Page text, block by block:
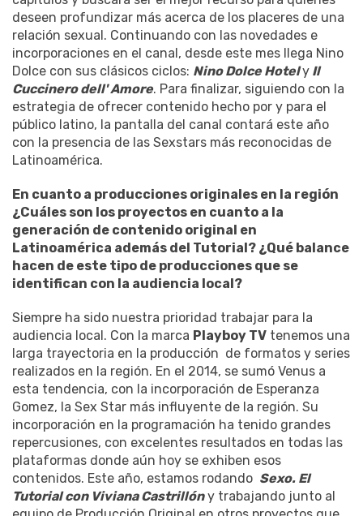
deseen profundizar más acerca de los placeres de una
relación sexual. Continuando con las novedades e
incorporaciones en el canal, desde este mes llega Nino
Dolce con sus clásicos ciclos: Nino Dolce Hotely Il
Cuccinero dell' Amore. Para finalizar, siguiendo con la
estrategia de ofrecer contenido hecho por y para el
público latino, la pantalla del canal contará este año
con la presencia de las Sexstars más reconocidas de
Latinoamérica.
En cuanto a producciones originales en la región
¿Cuáles son los proyectos en cuanto a la
generación de contenido original en
Latinoamérica además del Tutorial? ¿Qué balance
hacen de este tipo de producciones que se
identifican con la audiencia local?
Siempre ha sido nuestra prioridad trabajar para la
audiencia local. Con la marca Playboy TV tenemos una
larga trayectoria en la producción de formatos y series
realizados en la región. En el 2014, se sumó Venus a
esta tendencia, con la incorporación de Esperanza
Gomez, la Sex Star más influyente de la región. Su
incorporación en la programación ha tenido grandes
repercusiones, con excelentes resultados en todas las
plataformas donde aún hoy se exhiben esos
contenidos. Este año, estamos rodando Sexo. El
Tutorial con Viviana Castrillóny trabajando junto al